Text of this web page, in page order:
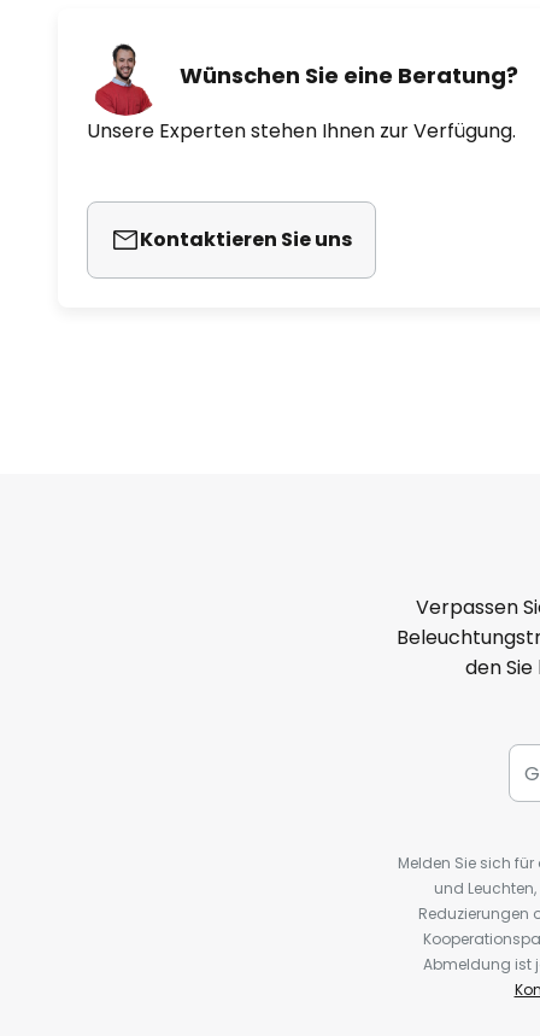
Wünschen Sie eine Beratung?
Unsere Experten stehen Ihnen zur Verfügung.
Kontaktieren Sie uns
Verpassen
den
Melden Sie sich
und
Reduzierungen
Abmeldung ist